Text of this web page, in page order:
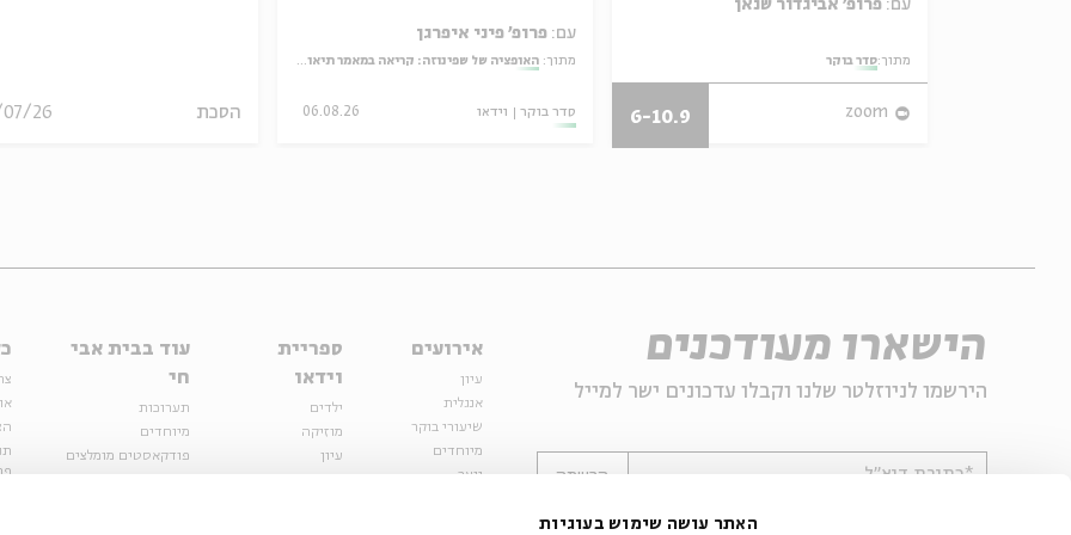
האתר עושה שימוש בעוגיות
הסכת 26
עם: פרופ' פיני איפרגן
מתוך: האופציה של שפינוזה: קריאה במאמר תיאולוגי־מדיני
סדר בוקר וידאו 06.08.26
עם:
מתוך:סדר בוקר
zoom
6-10.9
הישארו מעודכנים
הירשמו לניוזלטר שלנו וקבלו עדכונים ישר למייל
*כתובת דוא"ל הרשמה
אירועים
עיון
אנגלית
שיעורי בוקר
מיוחדים
נוער
ספריית
וידאו
ילדים
מוזיקה
עיון
עוד בבית אבי
חי
תערוכות
מיוחדים
פודקאסטים מומלצים